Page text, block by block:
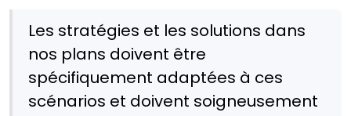
Les stratégies et les solutions dans
nos plans doivent être
spécifiquement adaptées à ces
scénarios et doivent soigneusement